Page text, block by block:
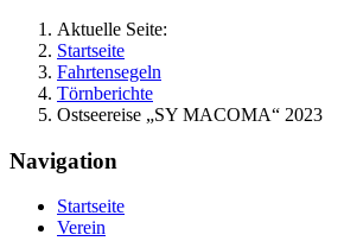
Aktuelle Seite:
Startseite
Fahrtensegeln
Törnberichte
Ostseereise „SY MACOMA“ 2023
Navigation
Startseite
Verein